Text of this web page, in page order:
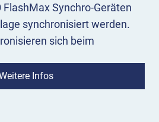
Synchro-Geräten
synchronisiert werden.
sich beim
am Fuß lässt sich
Infos